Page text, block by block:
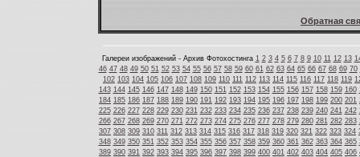
Обратная
Галереи изображений - Архив Фотохостинга 1 2 3 4 5 6 7 8 9 10 11 12 13
46 47 48 49 50 51 52 53 54 55 56 57 58 59 60 61 62 63 64 65 66 67 68 69 70
102 103 104 105 106 107 108 109 110 111 112 113 114 115 116 117 118 119
143 144 145 146 147 148 149 150 151 152 153 154 155 156 157 158 159 160
184 185 186 187 188 189 190 191 192 193 194 195 196 197 198 199 200 201
225 226 227 228 229 230 231 232 233 234 235 236 237 238 239 240 241 242
266 267 268 269 270 271 272 273 274 275 276 277 278 279 280 281 282 283
307 308 309 310 311 312 313 314 315 316 317 318 319 320 321 322 323 324
348 349 350 351 352 353 354 355 356 357 358 359 360 361 362 363 364 365
389 390 391 392 393 394 395 396 397 398 399 400 401 402 403 404 405 406